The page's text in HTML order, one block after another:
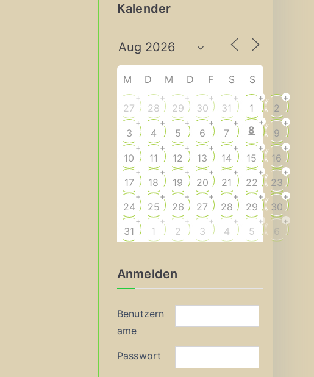
h
v
Kalender
M D M D F S S
27
+
28
+
29
+
30
+
31
+
1
+
2
+
3
+
4
+
5
+
6
+
7
+
8
+
9
+
10
+
11
+
12
+
13
+
14
+
15
+
16
+
17
+
18
+
19
+
20
+
21
+
22
+
23
+
24
+
25
+
26
+
27
+
28
+
29
+
30
+
31
+
1
+
2
+
3
+
4
+
5
+
6
+
Anmelden
Benutzern
ame
Passwort